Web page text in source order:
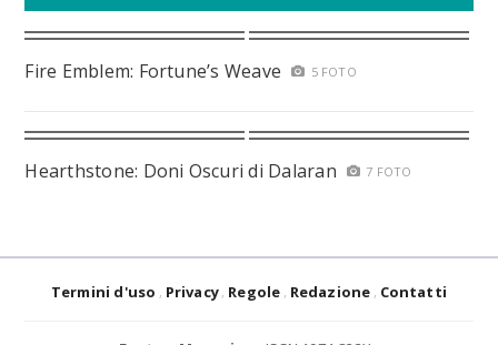
Fire Emblem: Fortune’s Weave 5 FOTO
Hearthstone: Doni Oscuri di Dalaran 7 FOTO
Termini d'uso Privacy Regole Redazione Contatti